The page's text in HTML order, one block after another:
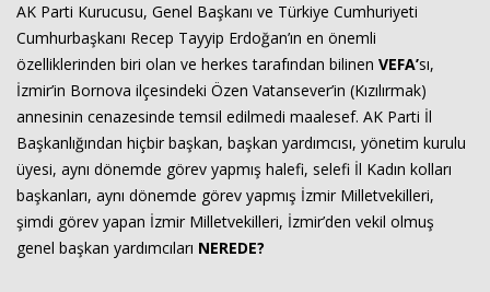
AK Parti Kurucusu, Genel Başkanı ve Türkiye Cumhuriyeti
Cumhurbaşkanı Recep Tayyip Erdoğan’ın en önemli
özelliklerinden biri olan ve herkes tarafından bilinen VEFA’sı,
İzmir’in Bornova ilçesindeki Özen Vatansever’in (Kızılırmak)
annesinin cenazesinde temsil edilmedi maalesef. AK Parti İl
Başkanlığından hiçbir başkan, başkan yardımcısı, yönetim kurulu
üyesi, aynı dönemde görev yapmış halefi, selefi İl Kadın kolları
başkanları, aynı dönemde görev yapmış İzmir Milletvekilleri,
şimdi görev yapan İzmir Milletvekilleri, İzmir’den vekil olmuş
genel başkan yardımcıları NEREDE?